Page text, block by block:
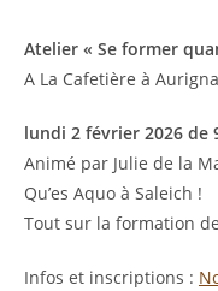
Atelier « Se former
A La Cafetière à
lundi 2 février 2026 de
Animé par Julie de la
Qu’es Aquo à Saleich !
Tout sur la formation
Infos et inscriptions :